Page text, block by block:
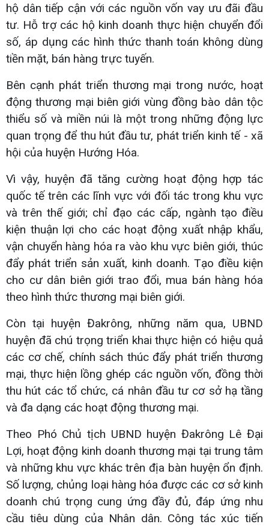
hộ dân tiếp cận với các nguồn vốn vay ưu đãi đầu
tư. Hỗ trợ các hộ kinh doanh thực hiện chuyển đổi
số, áp dụng các hình thức thanh toán không dùng
tiền mặt, bán hàng trực tuyến.
Bên cạnh phát triển thương mại trong nước, hoạt
động thương mại biên giới vùng đồng bào dân tộc
thiểu số và miền núi là một trong những động lực
quan trọng để thu hút đầu tư, phát triển kinh tế - xã
hội của huyện Hướng Hóa.
Vì vậy, huyện đã tăng cường hoạt động hợp tác
quốc tế trên các lĩnh vực với đối tác trong khu vực
và trên thế giới; chỉ đạo các cấp, ngành tạo điều
kiện thuận lợi cho các hoạt động xuất nhập khẩu,
vận chuyển hàng hóa ra vào khu vực biên giới, thúc
đẩy phát triển sản xuất, kinh doanh. Tạo điều kiện
cho cư dân biên giới trao đổi, mua bán hàng hóa
theo hình thức thương mại biên giới.
Còn tại huyện Đakrông, những năm qua, UBND
huyện đã chú trọng triển khai thực hiện có hiệu quả
các cơ chế, chính sách thúc đẩy phát triển thương
mại, thực hiện lồng ghép các nguồn vốn, đồng thời
thu hút các tổ chức, cá nhân đầu tư cơ sở hạ tầng
và đa dạng các hoạt động thương mại.
Theo Phó Chủ tịch UBND huyện Đakrông Lê Đại
Lợi, hoạt động kinh doanh thương mại tại trung tâm
và những khu vực khác trên địa bàn huyện ổn định.
Số lượng, chủng loại hàng hóa được các cơ sở kinh
doanh chú trọng cung ứng đầy đủ, đáp ứng nhu
cầu tiêu dùng của Nhân dân. Công tác xúc tiến